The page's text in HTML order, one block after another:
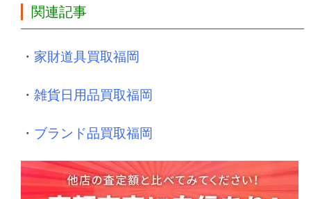
関連記事
・ 家財道具買取福岡
・ 雑貨日用品買取福岡
・ ブランド品買取福岡